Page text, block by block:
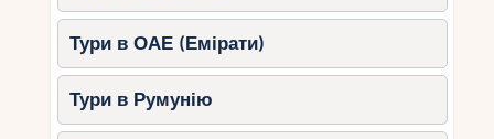
Тури в ОАЕ (Емірати)
Тури в Румунію